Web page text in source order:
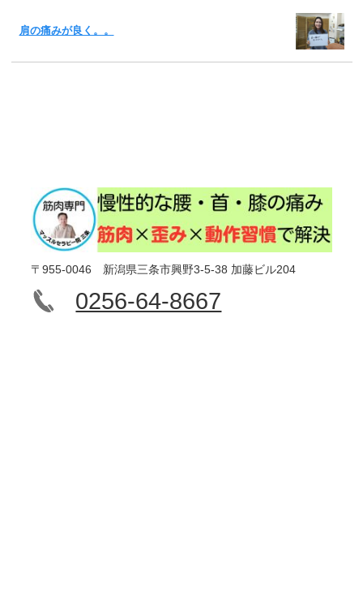
肩の痛みが良く。。
〒955-0046 新潟県三条市興野3-5-38 加藤ビル204
0256-64-8667